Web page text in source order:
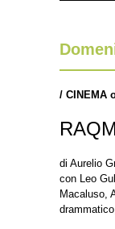
/ CINEMA
di Aurelio
con Leo
Macaluso,